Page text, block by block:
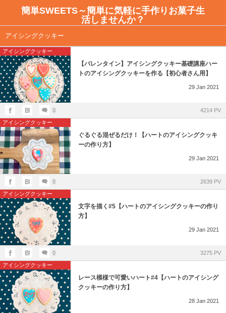
簡単SWEETS～簡単に気軽に手作りお菓子生
活しませんか？
アイシングクッキー
アイシングクッキー
【バレンタイン】アイシングクッキー基礎講座ハー
トのアイシングクッキーを作る【初心者さん用】
29 Jan 2021
0
4214 PV
アイシングクッキー
ぐるぐる混ぜるだけ！【ハートのアイシングクッキ
ーの作り方】
29 Jan 2021
0
2639 PV
アイシングクッキー
文字を描く#5【ハートのアイシングクッキーの作り
方】
29 Jan 2021
0
3275 PV
アイシングクッキー
レース模様で可愛いハート#4【ハートのアイシング
クッキーの作り方】
28 Jan 2021
アイシングクッキー教室のご案内
ご予約はこちらから
日程とレッスンテーマ
アイシングクッキー教室のレッスン風景
簡単SWEETSレシピ
お店紹介ーカフェ